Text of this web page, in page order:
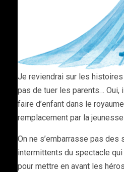
Je reviendrai sur les histoires
pas de tuer les parents… Oui,
faire d’enfant dans le
remplacement par la
On ne s’embarrasse pas
intermittents du spectacle
pour mettre en avant les